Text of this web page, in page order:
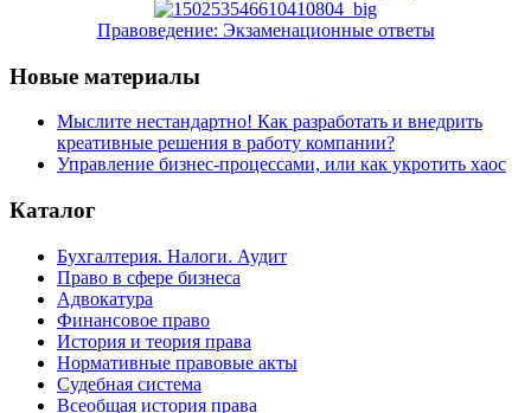
Правоведение: Экзаменационные ответы
Новые материалы
Мыслите нестандартно! Как разработать и внедрить
креативные решения в работу компании?
Управление бизнес-процессами, или как укротить хаос
Каталог
Бухгалтерия. Налоги. Аудит
Право в сфере бизнеса
Адвокатура
Финансовое право
История и теория права
Нормативные правовые акты
Судебная система
Всеобщая история права